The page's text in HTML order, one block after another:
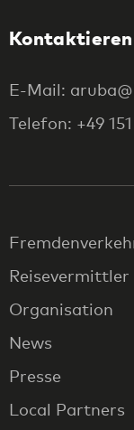
Kontaktieren
E-Mail:
Telefon: +49
Reisevermittler
Organisation
News
Presse
Local Partners